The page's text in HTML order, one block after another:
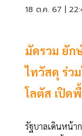
18 ต.ค. 67 |
มัดรวม ยัก
ไทวัสดุ ร่ว
โลตัส เปิด
รัฐบาลเดินหน้า